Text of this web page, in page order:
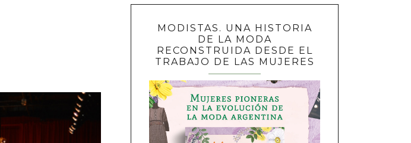
MODISTAS. UNA HISTORIA
DE LA MODA
RECONSTRUIDA DESDE EL
TRABAJO DE LAS MUJERES